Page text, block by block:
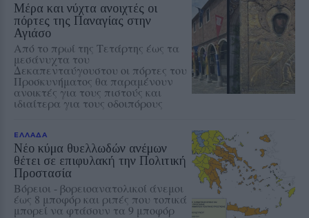
Μέρα και νύχτα ανοιχτές οι
πόρτες της Παναγίας στην
Αγιάσο
Από το πρωί της Τετάρτης έως τα
μεσάνυχτα του
Δεκαπενταύγουστου οι πόρτες του
Προσκυνήματος θα παραμένουν
ανοικτές για τους πιστούς και
ιδιαίτερα για τους οδοιπόρους
ΕΛΛΑΔΑ
Νέο κύμα θυελλωδών ανέμων
θέτει σε επιφυλακή την Πολιτική
Προστασία
Βόρειοι - βορειοανατολικοί άνεμοι
έως 8 μποφόρ και ριπές που τοπικά
μπορεί να φτάσουν τα 9 μποφόρ